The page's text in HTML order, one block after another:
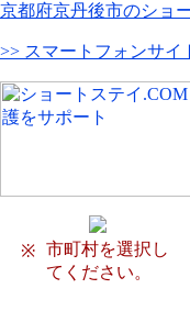
京都府京丹後市のショ
>> スマートフォンサイ
※
市町村を選択し
てください。